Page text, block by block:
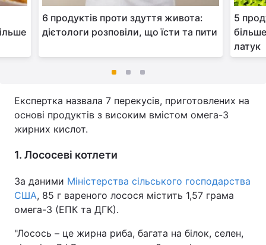
6 продуктів проти здуття живота:
дієтологи розповіли, що їсти та пити
5
латук
Експертка назвала 7 перекусів, приготовлених на
основі продуктів з високим вмістом омега-3
жирних кислот.
1. Лососеві котлети
За даними Міністерства сільського господарства
США, 85 г вареного лосося містить 1,57 грама
омега-3 (ЕПК та ДГК).
"Лосось – це жирна риба, багата на білок, селен,